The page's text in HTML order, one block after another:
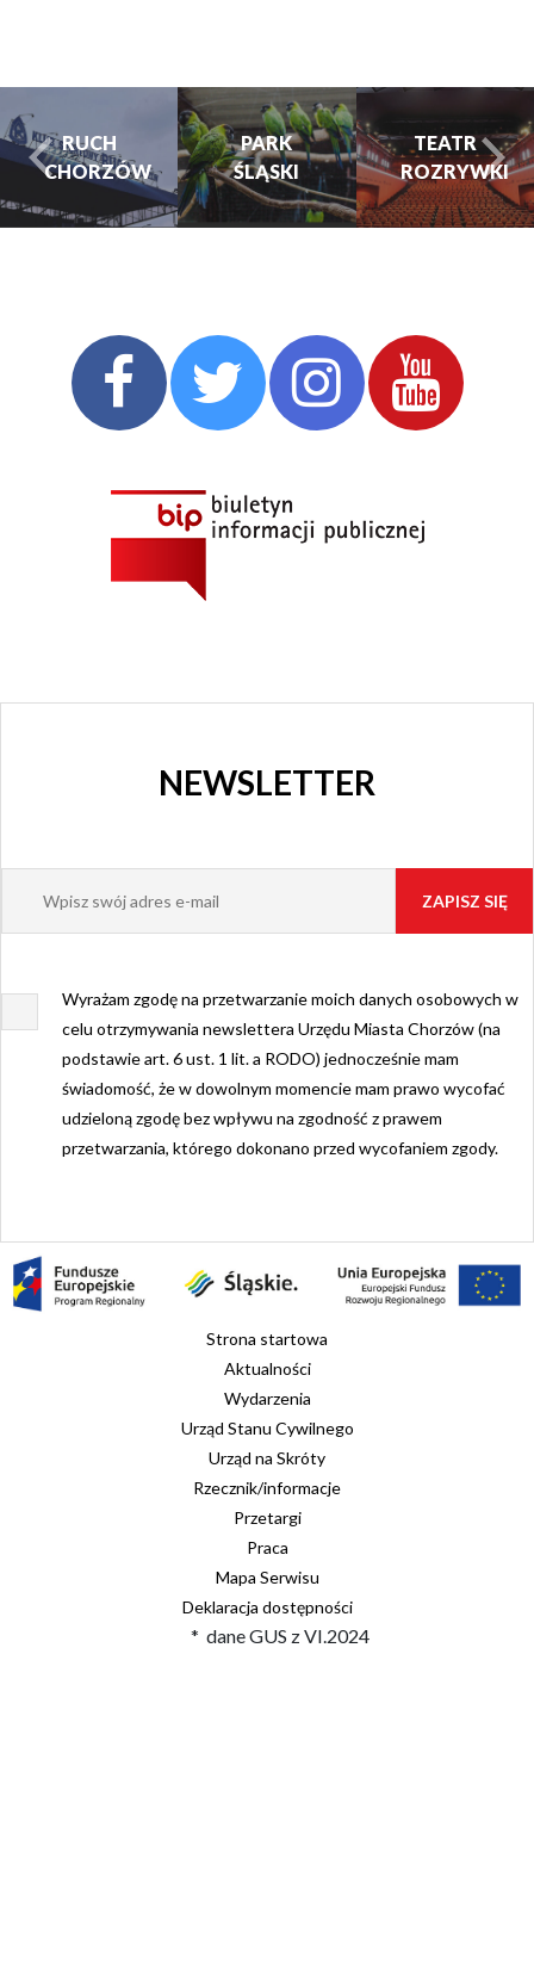
PARK
ŚLĄSKI
TEATR
ROZRYWKI
PARK
ŚLĄSKI
CHORZOWSKIE
CENTRUM
KULTURY
GRAJFKA
turysta.Previous
NEWSLETTER
Wyrażam zgodę na przetwarzanie moich danych osobowych w
celu otrzymywania newslettera Urzędu Miasta Chorzów (na
podstawie art. 6 ust. 1 lit. a RODO) jednocześnie mam
świadomość, że w dowolnym momencie mam prawo wycofać
udzieloną zgodę bez wpływu na zgodność z prawem
przetwarzania, którego dokonano przed wycofaniem zgody.
Strona startowa
Aktualności
Wydarzenia
Urząd Stanu Cywilnego
Urząd na Skróty
Rzecznik/informacje
Przetargi
Praca
Mapa Serwisu
Deklaracja dostępności
* dane GUS z VI.2024